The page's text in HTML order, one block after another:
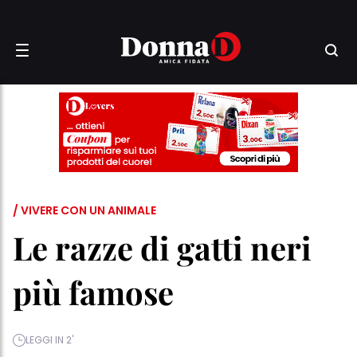
/ VIVERE CON UN ANIMALE
Le razze di gatti neri
più famose
LEGGI IN 2'